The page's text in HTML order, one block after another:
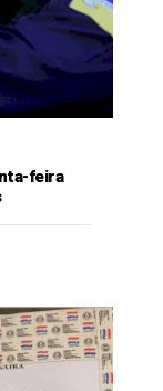
feira